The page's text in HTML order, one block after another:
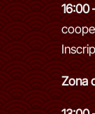
16:00
Zona